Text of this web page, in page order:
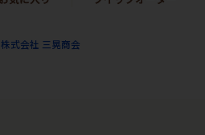
株式会社 三晃商会